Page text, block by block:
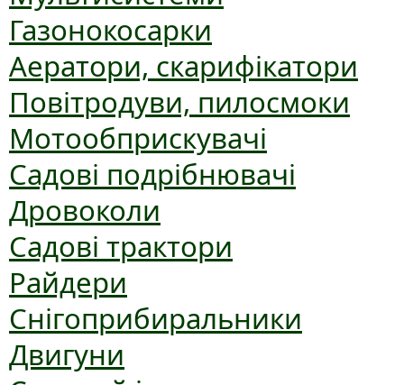
Газонокосарки
Аератори, скарифікатори
Повітродуви, пилосмоки
Мотообприскувачі
Садові подрібнювачі
Дровоколи
Садові трактори
Райдери
Снігоприбиральники
Двигуни